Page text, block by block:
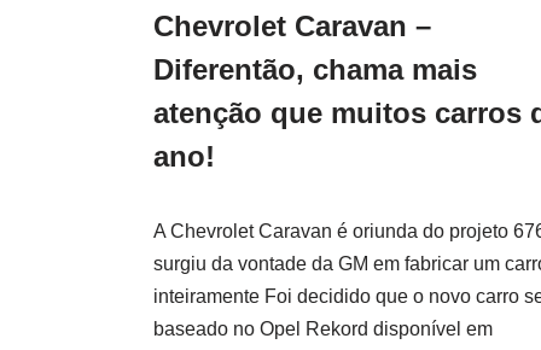
Chevrolet Caravan –
Diferentão, chama mais
atenção que muitos carros
ano!
A Chevrolet Caravan é oriunda do projeto
surgiu da vontade da GM em fabricar um
inteiramente Foi decidido que o novo carro
baseado no Opel Rekord disponível em